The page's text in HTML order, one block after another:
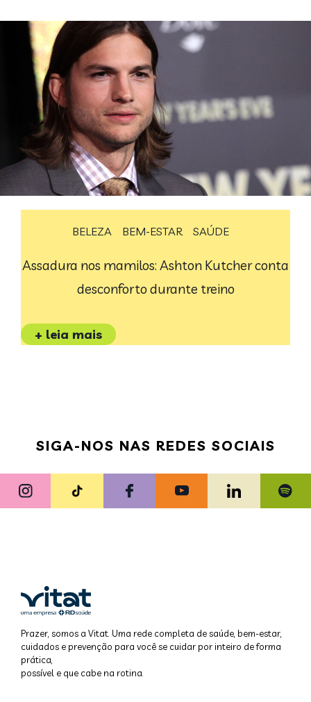
BELEZA BEM-ESTAR SAÚDE
Assadura nos mamilos: Ashton Kutcher conta
desconforto durante treino
+ leia mais
SIGA-NOS NAS REDES SOCIAIS
Prazer, somos a Vitat. Uma rede completa de saúde, bem-estar,
cuidados e prevenção para você se cuidar por inteiro de forma
prática,
possível e que cabe na rotina.